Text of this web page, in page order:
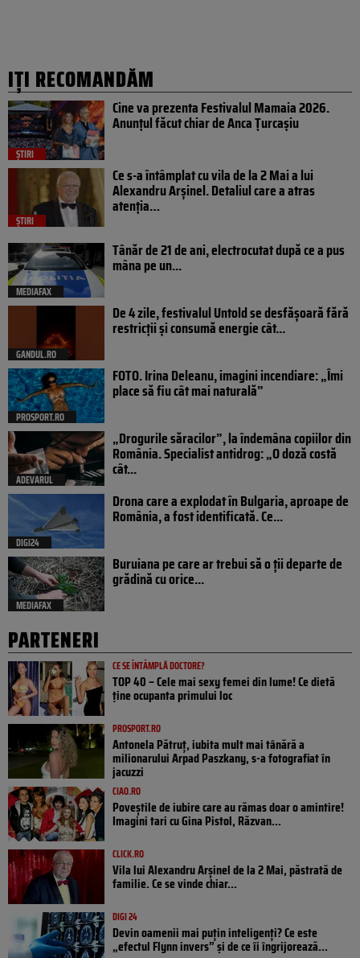
IȚI RECOMANDĂM
ȘTIRI
Cine va prezenta Festivalul Mamaia 2026.
Anunțul făcut chiar de Anca Țurcașiu
ȘTIRI
Ce s-a întâmplat cu vila de la 2 Mai a lui
Alexandru Arșinel. Detaliul care a atras
atenția…
MEDIAFAX
Tânăr de 21 de ani, electrocutat după ce a pus
mâna pe un...
GANDUL.RO
De 4 zile, festivalul Untold se desfășoară fără
restricții și consumă energie cât...
PROSPORT.RO
FOTO. Irina Deleanu, imagini incendiare: „Îmi
place să fiu cât mai naturală”
ADEVARUL
„Drogurile săracilor”, la îndemâna copiilor din
România. Specialist antidrog: „O doză costă
cât...
DIGI24
Drona care a explodat în Bulgaria, aproape de
România, a fost identificată. Ce...
MEDIAFAX
Buruiana pe care ar trebui să o ții departe de
grădină cu orice...
PARTENERI
CE SE ÎNTÂMPLĂ DOCTORE?
TOP 40 – Cele mai sexy femei din lume! Ce dietă
ține ocupanta primului loc
PROSPORT.RO
Antonela Pătruț, iubita mult mai tânără a
milionarului Arpad Paszkany, s-a fotografiat în
jacuzzi
CIAO.RO
Poveştile de iubire care au rămas doar o amintire!
Imagini tari cu Gina Pistol, Răzvan...
CLICK.RO
Vila lui Alexandru Arșinel de la 2 Mai, păstrată de
familie. Ce se vinde chiar...
DIGI 24
Devin oamenii mai puțin inteligenți? Ce este
„efectul Flynn invers” și de ce îi îngrijorează...